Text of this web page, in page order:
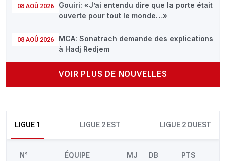
08 AOÛ 2026
Gouiri: «J’ai entendu dire que la porte était
ouverte pour tout le monde…»
08 AOÛ 2026
MCA: Sonatrach demande des explications
à Hadj Redjem
VOIR PLUS DE NOUVELLES
LIGUE 1 LIGUE 2 EST LIGUE 2 OUEST
N° ÉQUIPE MJ DB PTS